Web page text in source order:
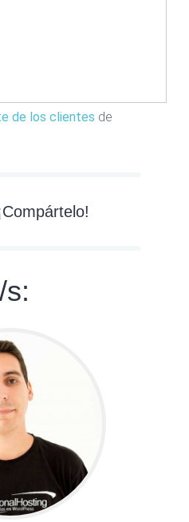
de los clientes de